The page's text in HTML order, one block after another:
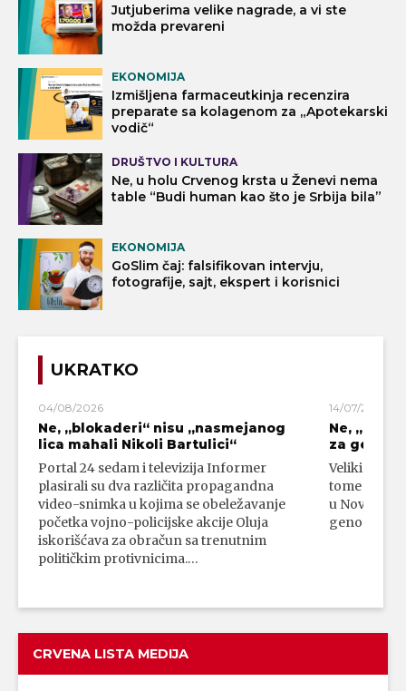
Jutjuberima velike nagrade, a vi ste
možda prevareni
EKONOMIJA
Izmišljena farmaceutkinja recenzira
preparate sa kolagenom za „Apotekarski
vodič“
DRUŠTVO I KULTURA
Ne, u holu Crvenog krsta u Ženevi nema
table “Budi human kao što je Srbija bila”
EKONOMIJA
GoSlim čaj: falsifikovan intervju,
fotografije, sajt, ekspert i korisnici
UKRATKO
04/08/2026
Ne, „blokaderi“ nisu „nasmejanog
lica mahali Nikoli Bartulici“
Portal 24 sedam i televizija Informer
plasirali su dva različita propagandna
video-snimka u kojima se obeležavanje
početka vojno-policijske akcije Oluja
iskorišćava za obračun sa trenutnim
političkim protivnicima.…
14/07/2026
Ne,
za
Veliki broj
tome da su
u Novom
genocidni
CRVENA LISTA MEDIJA